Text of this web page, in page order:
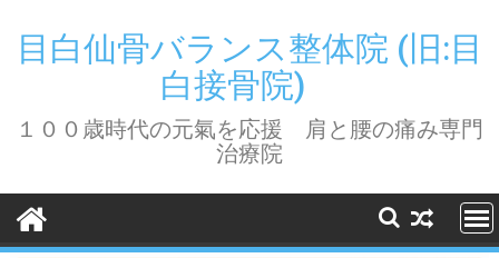
content
目白仙骨バランス整体院 (旧:目
白接骨院)
１００歳時代の元氣を応援 肩と腰の痛み専門
治療院